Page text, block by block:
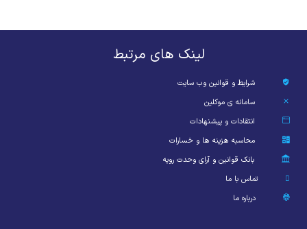
لینک های مرتبط
شرایط و قوانین وب سایت
سامانه ی موکلین
انتقادات و پیشنهادات
محاسبه هزینه ها و خسارات
بانک قوانین و آرای وحدت رویه
تماس با ما
درباره ما